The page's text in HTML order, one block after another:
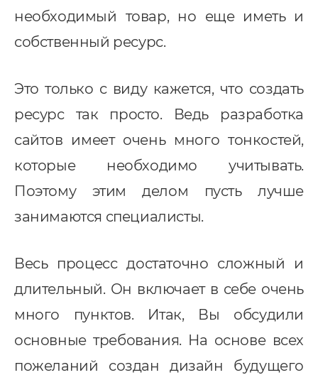
Услуги
разработка
необходимый товар, но еще иметь и
собственный ресурс.
Это только с виду кажется, что создать
ресурс так просто. Ведь разработка
сайтов имеет очень много тонкостей,
которые необходимо учитывать.
Поэтому этим делом пусть лучше
занимаются специалисты.
Весь процесс достаточно сложный и
длительный. Он включает в себе очень
много пунктов. Итак, Вы обсудили
основные требования. На основе всех
пожеланий создан дизайн будущего